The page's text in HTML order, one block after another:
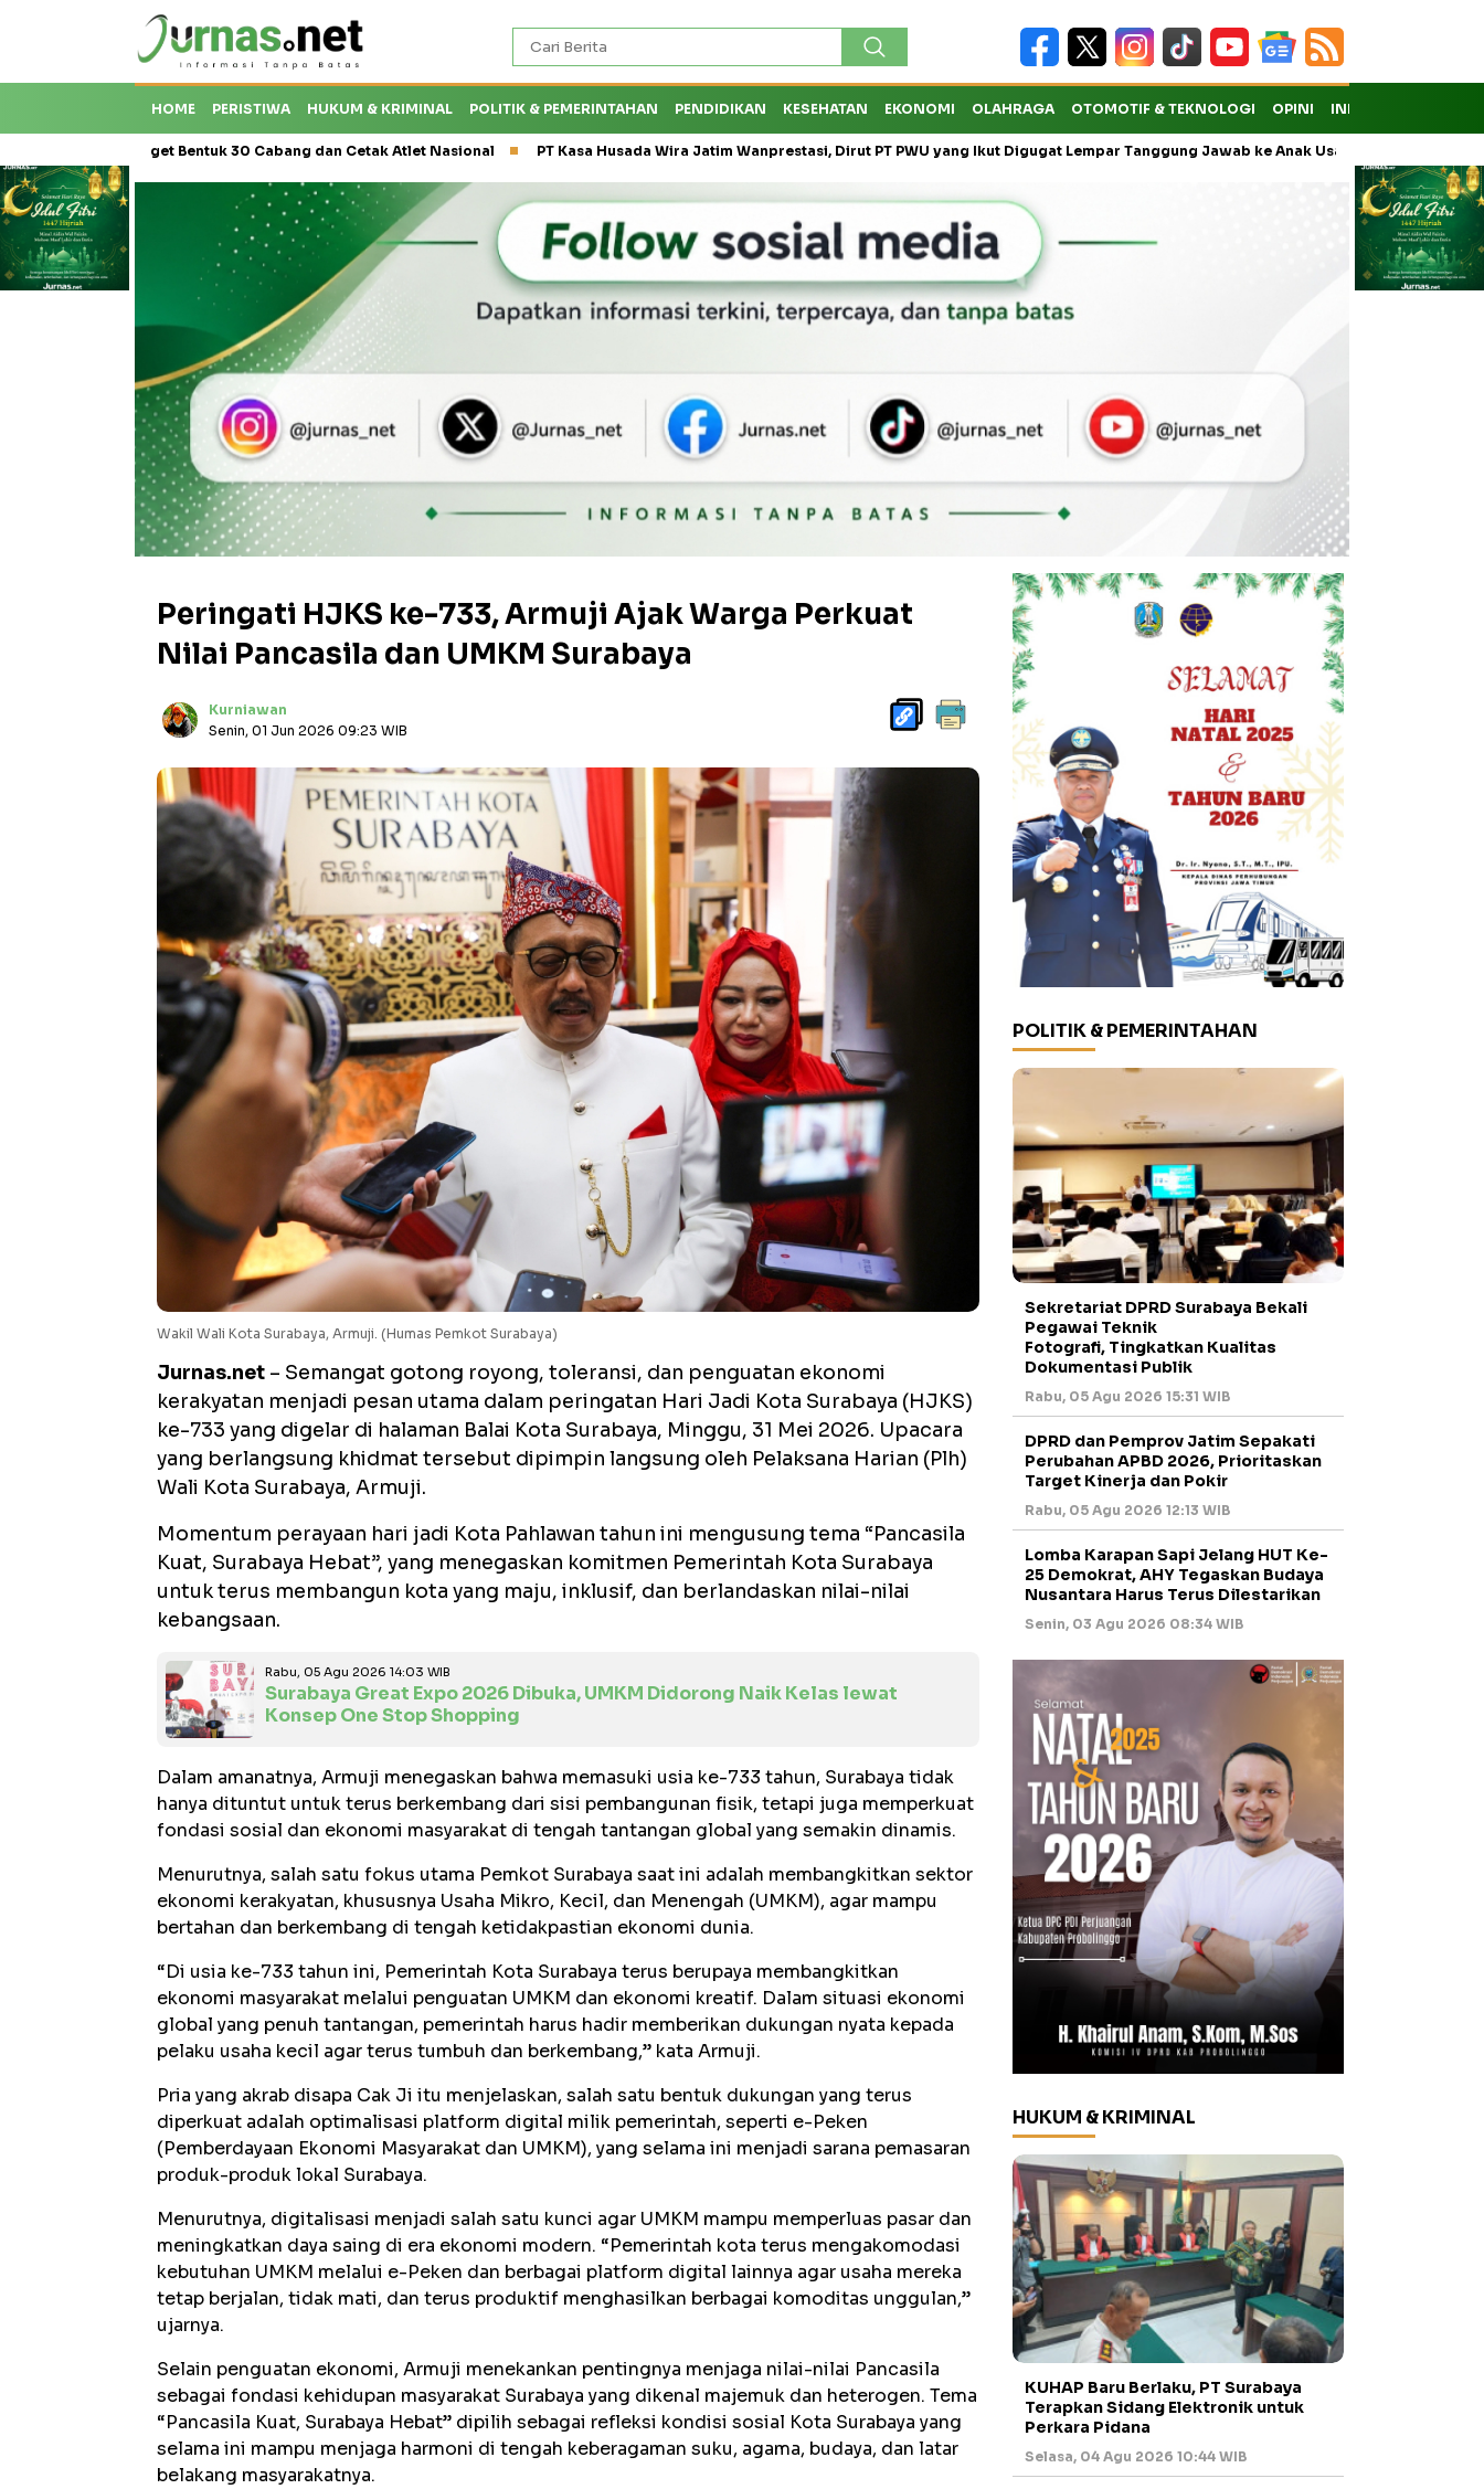
HOME PERISTIWA HUKUM & KRIMINAL POLITIK & PEMERINTAHAN PENDIDIKAN KESEHATAN EKONOMI OLAHRAGA OTOMOTIF & TEKNOLOGI OPINI INDEKS
Target Bentuk 30 Cabang dan Cetak Atlet Nasional PT Kasa Husada Wira Jatim Wanprestasi, Dirut PT PWU yang Ikut Digugat Lempar Tanggung Jawab ke Anak Usaha Warga Apresiasi Gus
Peringati HJKS ke-733, Armuji Ajak Warga Perkuat
Nilai Pancasila dan UMKM Surabaya
Kurniawan
Senin, 01 Jun 2026 09:23 WIB
Wakil Wali Kota Surabaya, Armuji. (Humas Pemkot Surabaya)
Jurnas.net – Semangat gotong royong, toleransi, dan penguatan ekonomi
kerakyatan menjadi pesan utama dalam peringatan Hari Jadi Kota Surabaya (HJKS)
ke-733 yang digelar di halaman Balai Kota Surabaya, Minggu, 31 Mei 2026. Upacara
yang berlangsung khidmat tersebut dipimpin langsung oleh Pelaksana Harian (Plh)
Wali Kota Surabaya, Armuji.
Momentum perayaan hari jadi Kota Pahlawan tahun ini mengusung tema “Pancasila
Kuat, Surabaya Hebat”, yang menegaskan komitmen Pemerintah Kota Surabaya
untuk terus membangun kota yang maju, inklusif, dan berlandaskan nilai-nilai
kebangsaan.
Rabu, 05 Agu 2026 14:03 WIB
Surabaya Great Expo 2026 Dibuka, UMKM Didorong Naik Kelas lewat
Konsep One Stop Shopping
Dalam amanatnya, Armuji menegaskan bahwa memasuki usia ke-733 tahun, Surabaya tidak
hanya dituntut untuk terus berkembang dari sisi pembangunan fisik, tetapi juga memperkuat
fondasi sosial dan ekonomi masyarakat di tengah tantangan global yang semakin dinamis.
Menurutnya, salah satu fokus utama Pemkot Surabaya saat ini adalah membangkitkan sektor
ekonomi kerakyatan, khususnya Usaha Mikro, Kecil, dan Menengah (UMKM), agar mampu
bertahan dan berkembang di tengah ketidakpastian ekonomi dunia.
“Di usia ke-733 tahun ini, Pemerintah Kota Surabaya terus berupaya membangkitkan
ekonomi masyarakat melalui penguatan UMKM dan ekonomi kreatif. Dalam situasi ekonomi
global yang penuh tantangan, pemerintah harus hadir memberikan dukungan nyata kepada
pelaku usaha kecil agar terus tumbuh dan berkembang,” kata Armuji.
Pria yang akrab disapa Cak Ji itu menjelaskan, salah satu bentuk dukungan yang terus
diperkuat adalah optimalisasi platform digital milik pemerintah, seperti e-Peken
(Pemberdayaan Ekonomi Masyarakat dan UMKM), yang selama ini menjadi sarana pemasaran
produk-produk lokal Surabaya.
Menurutnya, digitalisasi menjadi salah satu kunci agar UMKM mampu memperluas pasar dan
meningkatkan daya saing di era ekonomi modern. “Pemerintah kota terus mengakomodasi
kebutuhan UMKM melalui e-Peken dan berbagai platform digital lainnya agar usaha mereka
tetap berjalan, tidak mati, dan terus produktif menghasilkan berbagai komoditas unggulan,”
ujarnya.
Selain penguatan ekonomi, Armuji menekankan pentingnya menjaga nilai-nilai Pancasila
sebagai fondasi kehidupan masyarakat Surabaya yang dikenal majemuk dan heterogen. Tema
“Pancasila Kuat, Surabaya Hebat” dipilih sebagai refleksi kondisi sosial Kota Surabaya yang
selama ini mampu menjaga harmoni di tengah keberagaman suku, agama, budaya, dan latar
belakang masyarakatnya.
POLITIK & PEMERINTAHAN
Sekretariat DPRD Surabaya Bekali
Pegawai Teknik
Fotografi, Tingkatkan Kualitas
Dokumentasi Publik
Rabu, 05 Agu 2026 15:31 WIB
DPRD dan Pemprov Jatim Sepakati
Perubahan APBD 2026, Prioritaskan
Target Kinerja dan Pokir
Rabu, 05 Agu 2026 12:13 WIB
Lomba Karapan Sapi Jelang HUT Ke-
25 Demokrat, AHY Tegaskan Budaya
Nusantara Harus Terus Dilestarikan
Senin, 03 Agu 2026 08:34 WIB
HUKUM & KRIMINAL
KUHAP Baru Berlaku, PT Surabaya
Terapkan Sidang Elektronik untuk
Perkara Pidana
Selasa, 04 Agu 2026 10:44 WIB